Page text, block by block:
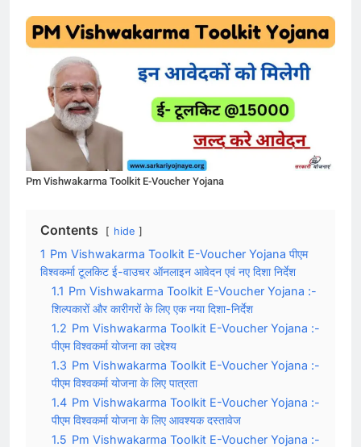
Pm Vishwakarma Toolkit E-Voucher Yojana
Contents hide
1 Pm Vishwakarma Toolkit E-Voucher Yojana पीएम
विश्वकर्मा टूलकिट ई-वाउचर ऑनलाइन आवेदन एवं नए दिशा निर्देश
1.1 Pm Vishwakarma Toolkit E-Voucher Yojana :-
शिल्पकारों और कारीगरों के लिए एक नया दिशा-निर्देश
1.2 Pm Vishwakarma Toolkit E-Voucher Yojana :-
पीएम विश्वकर्मा योजना का उद्देश्य
1.3 Pm Vishwakarma Toolkit E-Voucher Yojana :-
पीएम विश्वकर्मा योजना के लिए पात्रता
1.4 Pm Vishwakarma Toolkit E-Voucher Yojana :-
पीएम विश्वकर्मा योजना के लिए आवश्यक दस्तावेज
1.5 Pm Vishwakarma Toolkit E-Voucher Yojana :-